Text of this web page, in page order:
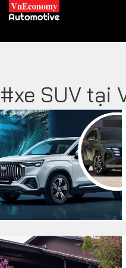
Trang chủ
Tiêu điểm
THỊ TRƯỜNG XE
Chính sách
#xe SUV tại